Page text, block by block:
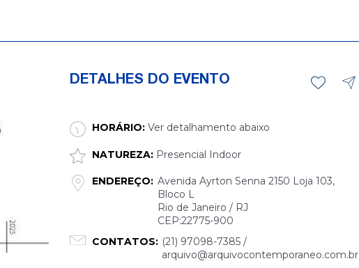
DETALHES DO EVENTO
HORÁRIO: Ver detalhamento abaixo
NATUREZA: Presencial Indoor
ENDEREÇO: Avenida Ayrton Senna 2150 Loja 103,
Bloco L
Rio de Janeiro / RJ
CEP:22775-900
CONTATOS: (21) 97098-7385 /
arquivo@arquivocontemporaneo.com.br